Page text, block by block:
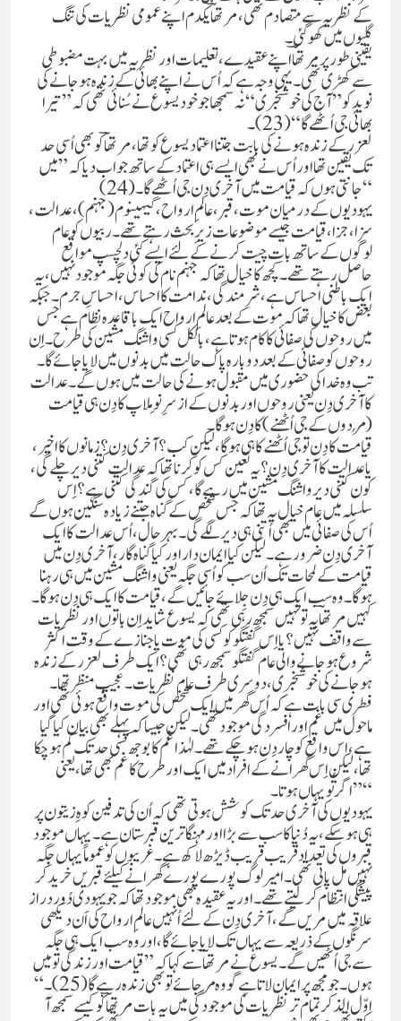
کے نظریہ سے متصادم تھی، مرتھا ؔیکدم اپنے عمومی نظریات کی تنگ
گلیوں میں کھو گئی۔
یقینی طور پر مرتھاؔ اپنے عقیدے، تعلیمات اور نظریہ میں بہت مضبوطی
سے کھڑی تھی۔یہی وجہ ہے کہ اُس نے اپنے بھائی کے زندہ ہو جانے کی
نوید کو ”آج کی خوشخبری“ نہ سمجھاجو خود یسوع نے سُنائی تھی کہ ”تیرا
بھائی جی اُٹھے گا“(23)۔
لعزر کے زندہ ہونے کی بابت جتنا اعتماد یسوع کو تھا، مرتھا ؔ کو بھی اُسی حد
تک یقین تھا اور اُس نے بھی ایسے ہی اعتماد کے ساتھ جواب دیا کہ ”میں
جانتی ہوں کہ قیامت میں آخری دِن جی اُٹھے گا۔(24)“
یہودیوں کے درمیان موت، قبر، عالمِ ارواح، گیہینوم(جہنم)، عدالت،
سزا، جزا، قیامت جیسے موضوعات زیرِ بحث رہتے تھے۔ ربیوں کو عام
لوگوں کے ساتھ بات چیت کرنے کے لئے ایسے کئی دلچسپ مواقع
حاصل رہتے تھے۔کچھ کا خیال تھا کہ جہنم نام کی کوئی جگہ موجود نہیں، یہ
ایک باطنی احساس ہے، شرمندگی، ندامت کا احساس، احساسِ جرم۔ جبکہ
بعض کا خیال تھا کہ موت کے بعد عالمِ ارواح ایک باقاعدہ نظام ہے جس
میں روحوں کی صفائی کا کام ہوتا ہے، بالکل کسی واشنگ مشین کی طرح۔ اِن
روحوں کو صفائی کے بعد دوبارہ پاک حالت میں بدنوں میں لایا جائے گا۔
تب وہ خدا کی حضوری میں مقبول ہونے کی حالت میں ہوں گے۔ عدالت
کا آخری دِن یعنی روحوں اور بدنوں کے از سرِ نو مِلاپ کا دِن ہی قیامت
(مُردوں کے جی اُٹھنے) کا دِن ہو گا۔
قیامت کا دِن تو جی اُٹھنے کا ہی ہو گا، لیکن کب؟ آخری دِن؟ زمانوں کا اخیر،
یا عدالت کا آخری دِن؟ یہ تعین کس کو کرنا تھا کہ عدالت کتنی دیر چلے گی،
کون کتنی دیر واشنگ مشین میں رہے گا، کس کی گندگی کتنی ہے؟اِس
سلسلہ میں عام خیال یہ تھا کہ جس شخص کے گناہ جتنے زیادہ سنگین ہوں گے
اُس کی صفائی میں بھی اُتنی ہی دیر لگے گی۔ بہرحال، اُس عدالت کا ایک
آخری دِن ضرور ہے۔ لیکن کیا ایمان دار اور کیا گناہ گار، آخری دِن میں
قیامت کے لمحات تک اُن سب کو اُسی جگہ یعنی واشنگ مشین میں ہی رہنا
ہو گا۔ وہ سب ایک ہی دِن جِلائے جائیں گے، قیامت کا ایک ہی دِن ہو گا۔
کہیں مرتھاؔ یہ تو نہیں سمجھ رہی تھی کہ یسوع شاید اِن باتوں اور نظریات
سے واقف نہیں؟ یا اِس گفتگو کو کسی کی موت یا جنازے کے وقت اکثر
شروع ہو جانے والی عام گفتگو سمجھ رہی تھی؟ ایک طرف لعزر کے زندہ
ہو جانے کی خوشخبری، دوسری طرف عام نظریات۔ عجیب منظر تھا۔
فطری سی بات ہے کہ اُس گھر میں ایک شخص کی موت واقع ہوئی تھی اور
ماحول میں غم اور افسردگی موجود تھی۔ لیکن جیسا کہ پہلے بھی بیان کیا گیا
ہے، اس واقع کو چار دِن ہو چکے تھے۔لہٰذا غم کا بوجھ کسی حد تک کم ہو چکا
تھا، لیکن اِس گھرانے کے افراد میں ایک اور طرح کا غم بھی تھا،یعنی
”اگر تُویہاں ہوتا۔“
یہودیوں کی آخری حد تک کوشش ہوتی تھی کہ اُن کی تدفین کوہِ زیتون پر
ہی ہو سکے، یہ دُنیا کا سب سے بڑا اور مہنگا ترین قبرستان ہے۔یہاں موجود
قبروں کی تعداد قریب قریب ڈیڑھ لاکھ ہے۔غریبوں کو عموماً یہاں جگہ
نہیں مل پاتی تھی۔ امیر لوگ پورے پورے گھرانے کیلئے قبریں خرید کر
پیشگی انتظام کر لیتے تھے۔اور یہ عقیدہ بھی موجود تھا کہ جو یہودی دُور دراز
علاقہ میں مریں گے،آخری دِن کے لئے اُنہیں عالمِ ارواح کی اَن دیکھی
سرنگوں کے ذریعہ سے یہاں تک لایا جائے گا، اور وہ سب ایک ہی جگہ
سے جی اُٹھیں گے۔یسوع نے مرتھا ؔ سے کہاکہ ”قیامت اور زندگی تو میں
ہوں۔ جو مجھ پر ایمان لاتا ہے گو وہ مَر جائے تو بھی زندہ رہے گا (25)۔“
اوّل الذکر تمام تر نظریات کی موجودگی میں یہ بات مرتھا ؔ کو کیسے سمجھ آ